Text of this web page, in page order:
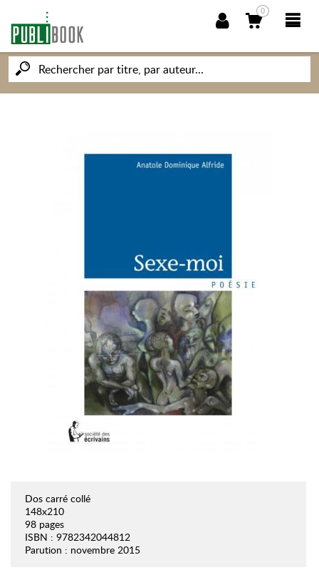
0
NOUVEAUTÉS
SOCIÉTÉ DES ÉCRIVAINS
Dos carré collé
148x210
98 pages
ISBN : 9782342044812
Parution : novembre 2015